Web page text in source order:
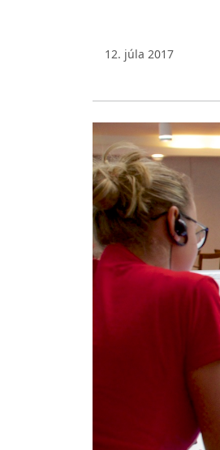
12. júla 2017